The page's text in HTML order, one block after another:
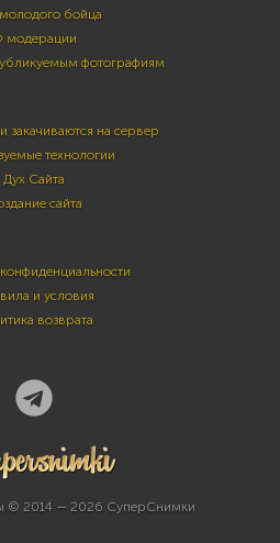
бойца
модерации
фотографиям
закачиваются на сервер
технологии
Дух Сайта
сайта
и условия
возврата
© 2014 — 2026 СуперСнимки